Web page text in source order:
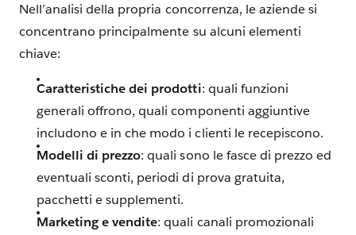
Nell’analisi della propria concorrenza, le aziende si
concentrano principalmente su alcuni elementi
chiave:
Caratteristiche dei prodotti: quali funzioni
generali offrono, quali componenti aggiuntive
includono e in che modo i clienti le recepiscono.
Modelli di prezzo: quali sono le fasce di prezzo ed
eventuali sconti, periodi di prova gratuita,
pacchetti e supplementi.
Marketing e vendite: quali canali promozionali